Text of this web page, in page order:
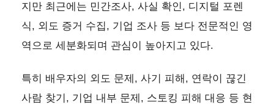
지만 최근에는 민간조사, 사실 확인, 디지털 포렌
식, 외도 증거 수집, 기업 조사 등 보다 전문적인 영
역으로 세분화되며 관심이 높아지고 있다.
특히 배우자의 외도 문제, 사기 피해, 연락이 끊긴
사람 찾기, 기업 내부 문제, 스토킹 피해 대응 등 현